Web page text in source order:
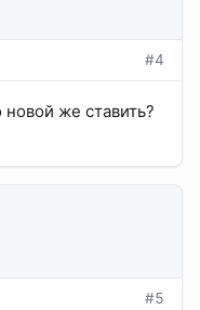
#4
же ставить?
#5